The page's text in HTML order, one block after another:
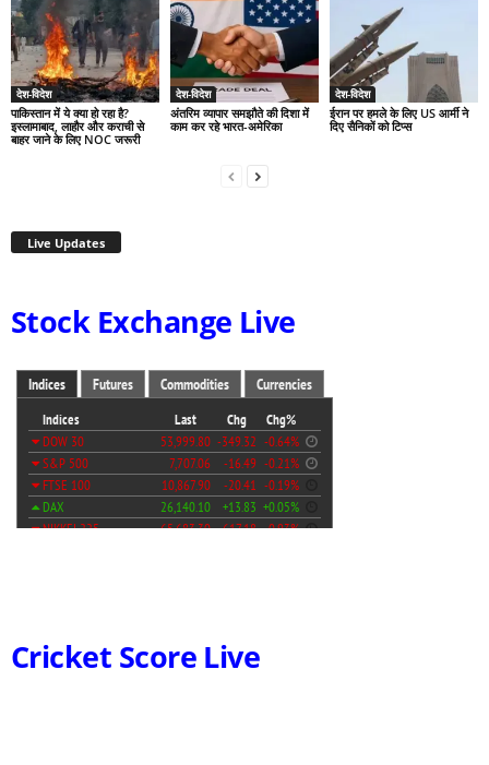
देश-विदेश
पाकिस्तान में ये क्या हो रहा है?
इस्लामाबाद, लाहौर और कराची से
बाहर जाने के लिए NOC जरूरी
देश-विदेश
अंतरिम व्यापार समझौते की दिशा में
काम कर रहे भारत-अमेरिका
देश-विदेश
ईरान पर हमले के लिए US आर्मी ने
दिए सैनिकों को टिप्स
Live Updates
Stock Exchange Live
Cricket Score Live